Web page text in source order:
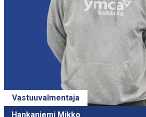
Vastuuvalmentaja
Hankaniemi Mikko